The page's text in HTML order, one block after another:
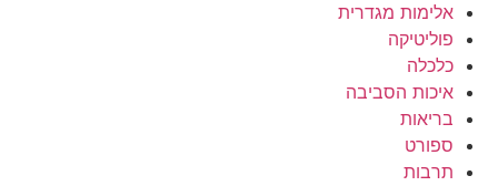
אלימות מגדרית
פוליטיקה
כלכלה
איכות הסביבה
בריאות
ספורט
תרבות